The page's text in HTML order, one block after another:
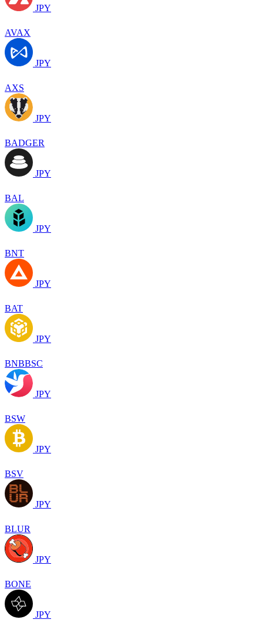
JPY
AVAX
JPY
AXS
JPY
BADGER
JPY
BAL
JPY
BNT
JPY
BAT
JPY
BNBBSC
JPY
BSW
JPY
BSV
JPY
BLUR
JPY
BONE
JPY